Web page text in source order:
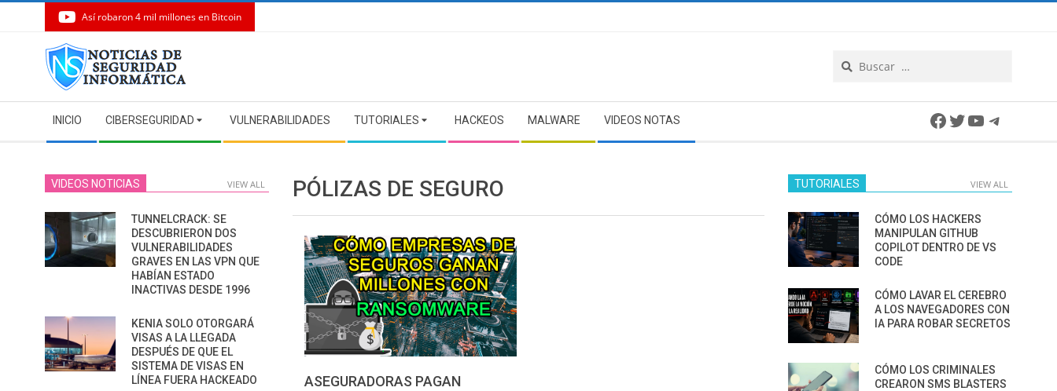
Así robaron 4 mil millones en Bitcoin
Navigation
Menu
INICIO CIBERSEGURIDAD VULNERABILIDADES TUTORIALES HACKEOS MALWARE VIDEOS NOTAS Facebook
Twitter
YouTube
PÓLIZAS DE SEGURO
ASEGURADORAS PAGAN
VIDEOS NOTICIAS VIEW ALL
TUNNELCRACK: SE
DESCUBRIERON DOS
VULNERABILIDADES
GRAVES EN LAS VPN QUE
HABÍAN ESTADO
INACTIVAS DESDE 1996
KENIA SOLO OTORGARÁ
VISAS A LA LLEGADA
DESPUÉS DE QUE EL
SISTEMA DE VISAS EN
LÍNEA FUERA HACKEADO
TUTORIALES VIEW ALL
CÓMO LOS HACKERS
MANIPULAN GITHUB
COPILOT DENTRO DE VS
CODE
CÓMO LAVAR EL CEREBRO
A LOS NAVEGADORES CON
IA PARA ROBAR SECRETOS
CÓMO LOS CRIMINALES
CREARON SMS BLASTERS